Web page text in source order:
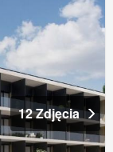
12 Zdjęcia